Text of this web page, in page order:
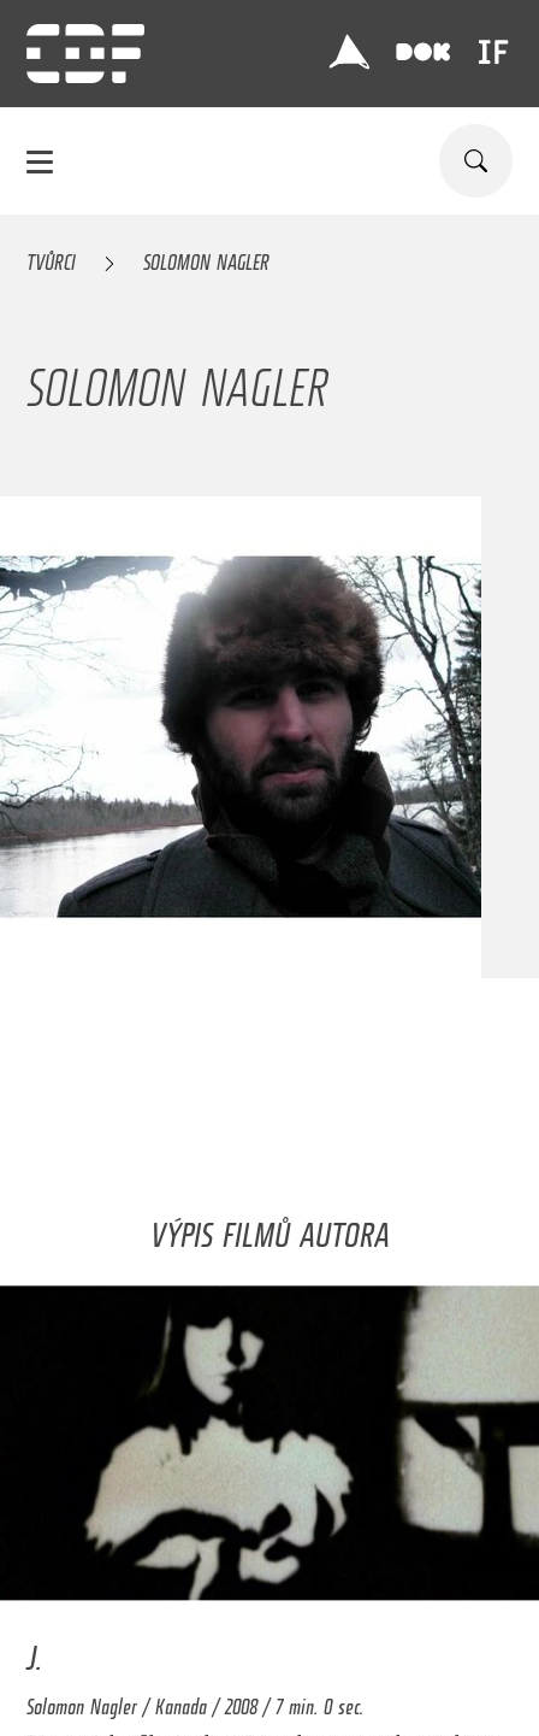
TVŮRCI SOLOMON NAGLER
SOLOMON NAGLER
VÝPIS FILMŮ AUTORA
J.
Solomon Nagler / Kanada / 2008 / 7 min. 0 sec.